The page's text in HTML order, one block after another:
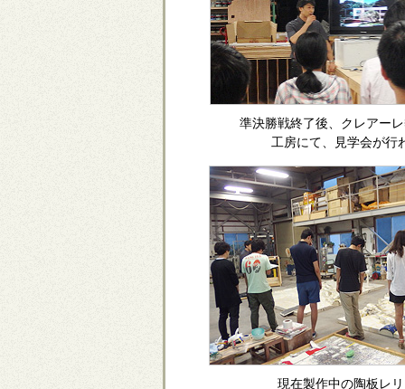
準決勝戦終了後、クレアー
工房にて、見学会が行
現在製作中の陶板レ